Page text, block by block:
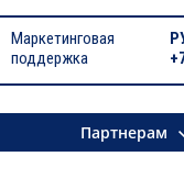
Маркетинговая
поддержка
Партнерам